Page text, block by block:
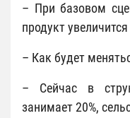
– При базовом
продукт
– Как будет
– Сейчас в
занимает 20%,